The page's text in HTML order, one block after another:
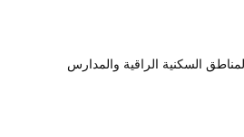
السكنية الراقية والمدارس